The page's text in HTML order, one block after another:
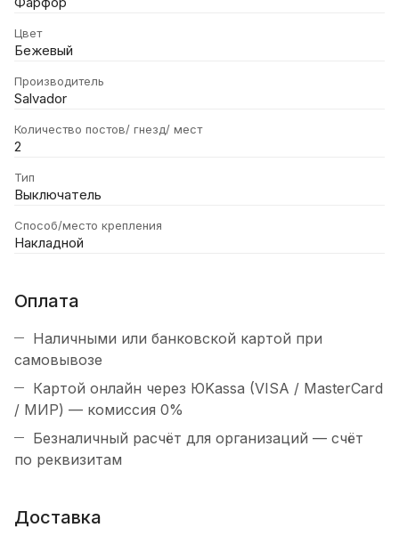
Цвет
Бежевый
Производитель
Salvador
Количество постов/ гнезд/ мест
2
Тип
Выключатель
Способ/место крепления
Накладной
Оплата
Наличными или банковской картой при
самовывозе
Картой онлайн через ЮKassa (VISA / MasterCard
/ МИР) — комиссия 0%
Безналичный расчёт для организаций — счёт
по реквизитам
Доставка